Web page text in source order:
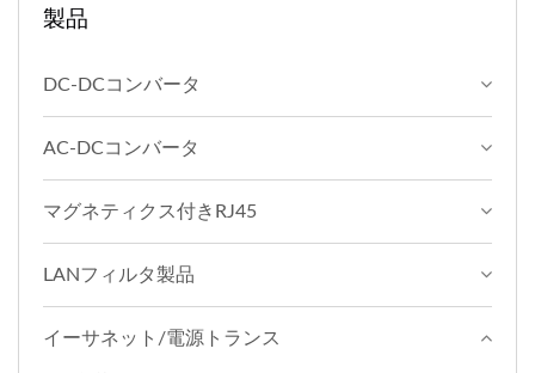
製品
DC-DCコンバータ
AC-DCコンバータ
マグネティクス付きRJ45
LANフィルタ製品
イーサネット/電源トランス